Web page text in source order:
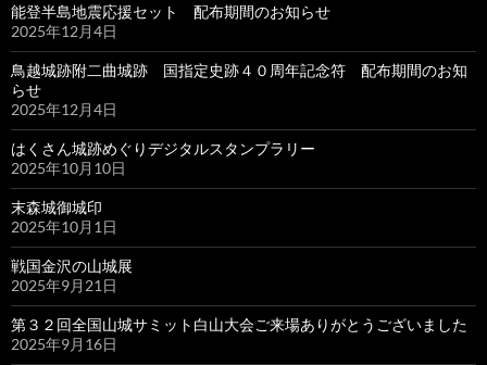
能登半島地震応援セット 配布期間のお知らせ
2025年12月4日
鳥越城跡附二曲城跡 国指定史跡４０周年記念符 配布期間のお知
らせ
2025年12月4日
はくさん城跡めぐりデジタルスタンプラリー
2025年10月10日
末森城御城印
2025年10月1日
戦国金沢の山城展
2025年9月21日
第３２回全国山城サミット白山大会ご来場ありがとうございました
2025年9月16日